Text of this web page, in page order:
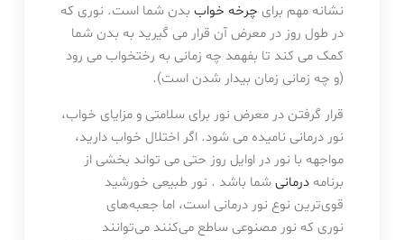
نشانه مهم برای چرخه خواببدن شما است. نوری که
در طول روز در معرض آن قرار می گیرید به بدن شما
کمک می کند تا بفهمد چه زمانی به رختخواب می رود
(و چه زمانی زمان بیدار شدن است).
قرار گرفتن در معرض نور برای سلامتی و مزایای خواب،
نور درمانی نامیده می شود. اگر اختلال خواب دارید،
مواجهه با نور در اوایل روز حتی می تواند بخشی از
برنامه درمانیشما باشد . نور طبیعی خورشید
قوی‌ترین نوع نور درمانی است، اما جعبه‌های
نوری که نور مصنوعی ساطع می‌کنند می‌توانند